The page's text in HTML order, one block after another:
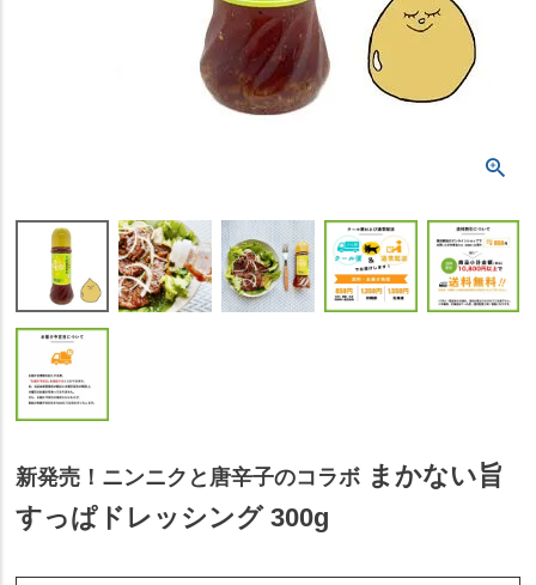
新発売！ニンニクと唐辛子のコラボ まかない旨
すっぱドレッシング 300g